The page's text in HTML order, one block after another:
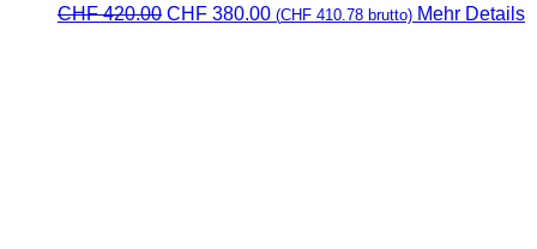
CHF420.00 Ursprünglicher
CHF 380.00Aktueller
(CHF 410.78 brutto) Mehr Details